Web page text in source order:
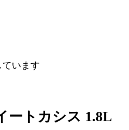
います
ートカシス 1.8L